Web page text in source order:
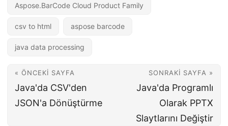
Aspose.BarCode Cloud Product Family
csv to html aspose barcode
java data processing
« ÖNCEKI SAYFA
Java'da CSV'den
JSON'a Dönüştürme
SONRAKI SAYFA »
Java'da Programlı
Olarak PPTX
Slaytlarını Değiştir